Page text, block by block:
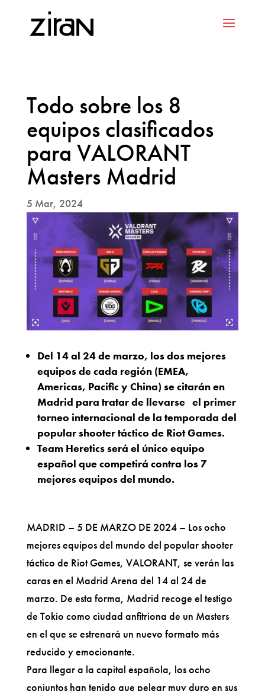
Todo sobre los 8
equipos clasificados
para VALORANT
Masters Madrid
5 Mar, 2024
Del 14 al 24 de marzo, los dos mejores
equipos de cada región (EMEA,
Americas, Pacific y China) se citarán en
Madrid para tratar de llevarse el primer
torneo internacional de la temporada del
popular shooter táctico de Riot Games.
Team Heretics será el único equipo
español que competirá contra los 7
mejores equipos del mundo.
MADRID – 5 DE MARZO DE 2024 – Los ocho
mejores equipos del mundo del popular shooter
táctico de Riot Games, VALORANT, se verán las
caras en el Madrid Arena del 14 al 24 de
marzo. De esta forma, Madrid recoge el testigo
de Tokio como ciudad anfitriona de un Masters
en el que se estrenará un nuevo formato más
reducido y emocionante.
Para llegar a la capital española, los ocho
conjuntos han tenido que pelear muy duro en sus